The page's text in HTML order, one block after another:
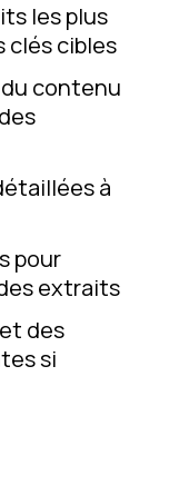
les plus
clés cibles
contenu
à
pour
extraits
des
si